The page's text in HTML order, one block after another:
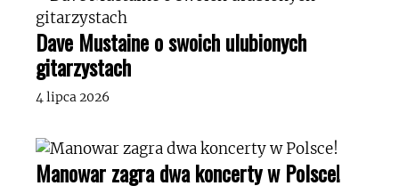
Dave Mustaine o swoich ulubionych
gitarzystach
4 lipca 2026
Manowar zagra dwa koncerty w Polsce!